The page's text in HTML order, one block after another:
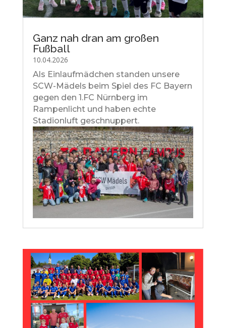
Ganz nah dran am großen
Fußball
10.04.2026
Als Einlaufmädchen standen unsere
SCW-Mädels beim Spiel des FC Bayern
gegen den 1.FC Nürnberg im
Rampenlicht und haben echte
Stadionluft geschnuppert.